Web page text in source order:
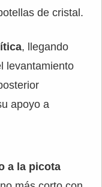
de cristal.
, llegando
levantamiento
apoyo a
a la picota